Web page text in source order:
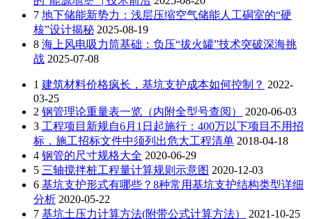
7 地下储能新势力：浅层压缩空气储能人工硐室的“硬
核”设计揭秘 2025-08-19
8 海上风电吸力筒基础：负压“拔火罐”技术突破深海挑
战 2025-07-08
1 建筑材料价格疯长，基坑支护成本如何控制？ 2022-
03-25
2 钢管理论重量表一览（内附全型号查阅）
2020-06-03
3 工程项目新规自6月1日起施行：400万以下项目不用招
标，施工招标文件中须列出危大工程清单 2018-04-18
4 钢管的尺寸规格大全 2020-06-29
5 三轴搅拌桩工程量计算规则示意图 2020-12-03
6 基坑支护形式有哪些？8种常用基坑支护结构类型详细
分析 2020-05-22
7 基坑土压力计算方法(附带公式计算方法）
2021-10-25